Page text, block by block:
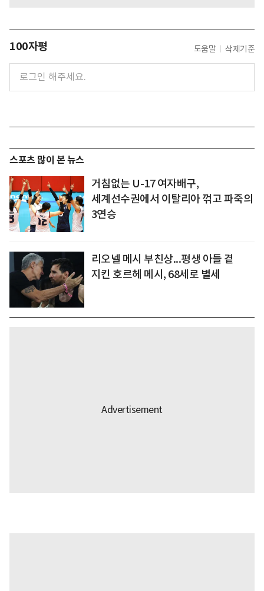
100자평 도움말 삭제기준
스포츠 많이 본 뉴스
거침없는 U-17 여자배구,
세계선수권에서 이탈리아 꺾고 파죽의
3연승
리오넬 메시 부친상...평생 아들 곁
지킨 호르헤 메시, 68세로 별세